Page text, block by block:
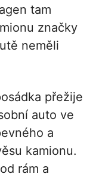
tam
značky
neměli
přežije
auto ve
a
kamionu.
rám a